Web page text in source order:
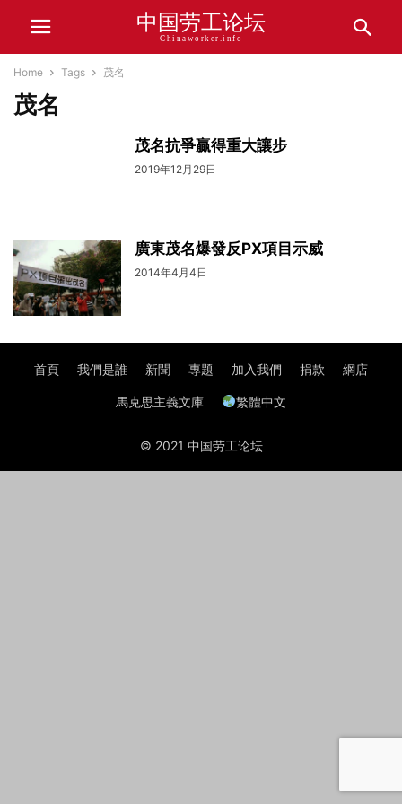
中国劳工论坛
Chinaworker.info
Home Tags 茂名
茂名
茂名抗爭贏得重大讓步
2019年12月29日
廣東茂名爆發反PX項目示威
2014年4月4日
首頁 我們是誰 新聞 專題 加入我們 捐款 網店
馬克思主義文庫 繁體中文
© 2021 中国劳工论坛